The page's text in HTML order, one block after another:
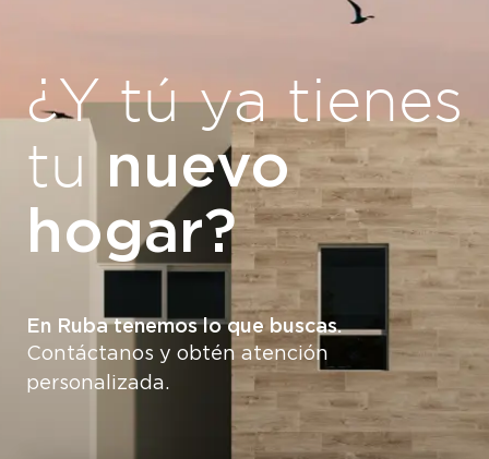
¿Y tú ya tienes
tu nuevo
hogar?
En Ruba tenemos lo que buscas.
Contáctanos y obtén atención
personalizada.